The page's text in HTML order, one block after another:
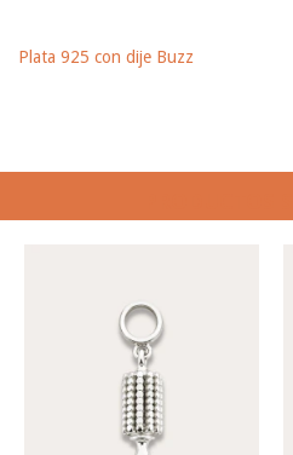
Plata 925 con dije Buzz